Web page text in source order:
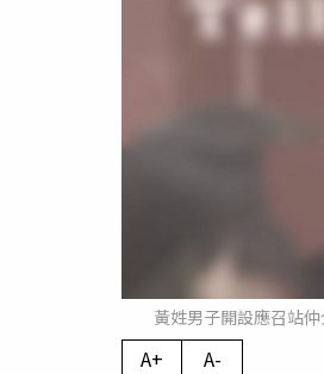
黃姓男子開設應召站
A+ A-